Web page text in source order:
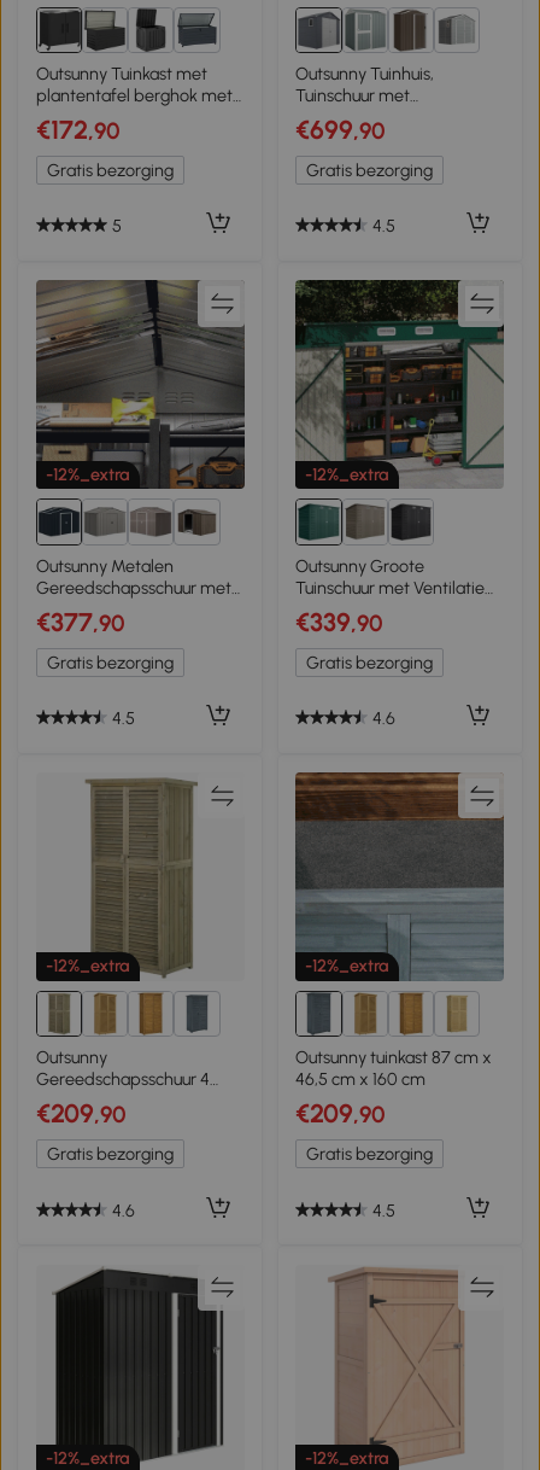
5+
Outsunny Tuinkast met
plantentafel berghok met
roestvrijstalen werkblad
uitneembaar rek
magnetisch dubbele deur
wielen
€172,90
Gratis bezorging
5
Outsunny Tuinhuis,
Tuinschuur met
Ventilatieraam, Kunststof,
Metaal, 240 x 190 x
180/228, Grijs
€699,90
Gratis bezorging
4.5
-12%_extra
Outsunny Metalen
Gereedschapsschuur met
Schuifdeuren en
Ventilatieramen, 277 x 195
x 192 cm, Donkergrijs
€377,90
Gratis bezorging
4.5
-12%_extra
Outsunny Groote
Tuinschuur met Ventilatie
Dubbele Deuren Tuin
Groen
€339,90
Gratis bezorging
4.6
-12%_extra
Outsunny
Gereedschapsschuur 4
vakken
Gereedschapsschuur
Gereedschapskast schuur
naturel / grijs
€209,90
Gratis bezorging
4.6
-12%_extra
1+
Outsunny tuinkast 87 cm x
46,5 cm x 160 cm
€209,90
Gratis bezorging
4.5
-12%_extra -12%_extra